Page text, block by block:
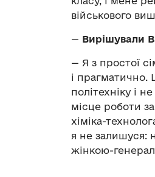
військового
— Вирішували
— Я з простої
і прагматично.
політехніку і
місце роботи
хіміка-
я не залишуся:
жінкою-